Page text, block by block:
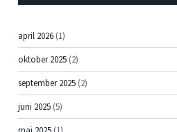
april 2026 (1)
oktober 2025 (2)
september 2025 (2)
juni 2025 (5)